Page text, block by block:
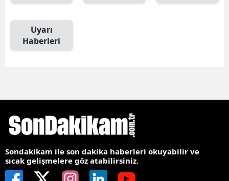
Uyarı
Haberleri
Sondakikam ile son dakika haberleri okuyabilir ve
sıcak gelişmelere göz atabilirsiniz.